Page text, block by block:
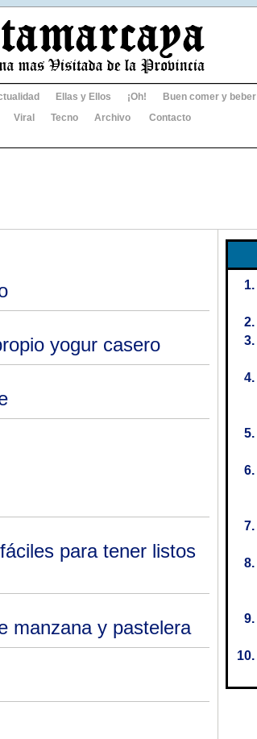
Ellas y Ellos ¡Oh!
Buen comer y beber
Viral Tecno Archivo
Contacto
yogur casero
para tener listos
manzana y pastelera